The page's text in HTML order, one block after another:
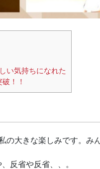
い気持ちになれた
！！
の大きな楽しみです。み
反省や反省、、。